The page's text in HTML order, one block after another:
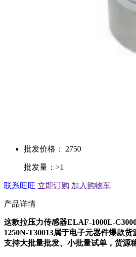
批发价格： 2750
批发量：>1
联系旺旺 立即订购 加入购物车
产品详情
这款拉压力传感器ELAF-1000L-
1250N-T30013属于电子元器件爆款货
支持大批量批发、小批量试单，货源